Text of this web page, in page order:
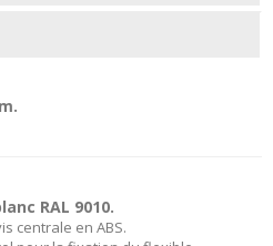
RAL 9010.
centrale en ABS.